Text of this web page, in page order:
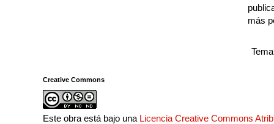
más
Creative Commons
Este obra está bajo una Licencia Creative Commons